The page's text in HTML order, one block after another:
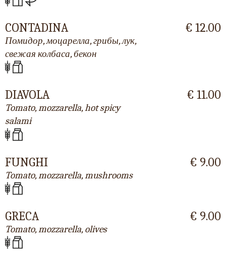
CONTADINA
Помидор, моцарелла, грибы, лук,
свежая колбаса, бекон
€ 12.00
DIAVOLA
Tomato, mozzarella, hot spicy
salami
€ 11.00
FUNGHI
Tomato, mozzarella, mushrooms
€ 9.00
GRECA
Tomato, mozzarella, olives
€ 9.00